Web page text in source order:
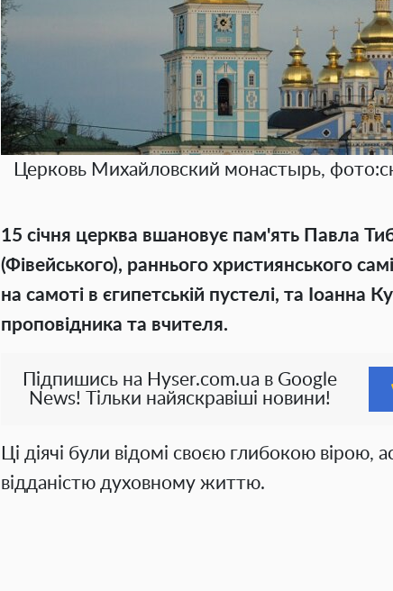
Церковь Михайловский монастырь,
15 січня церква вшановує пам'ять Павла
(Фівейського), раннього християнського
на самоті в єгипетській пустелі, та Іоанна
проповідника та вчителя.
Підпишись на Hyser.com.ua в Google
News! Тільки найяскравіші новини!
Ці діячі були відомі своєю глибокою вірою,
відданістю духовному життю.